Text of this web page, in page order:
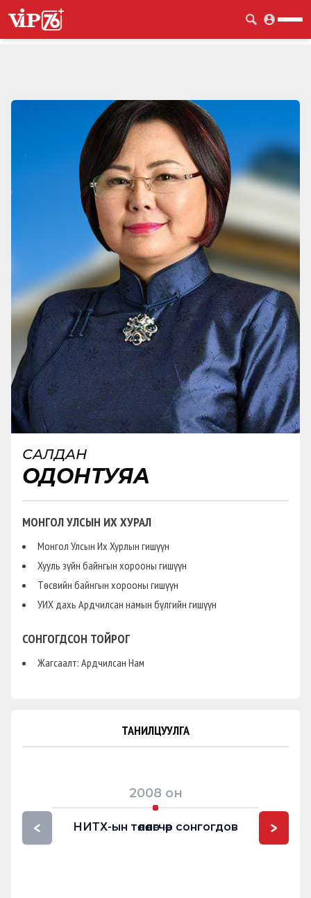
САЛДАН
ОДОНТУЯА
МОНГОЛ УЛСЫН ИХ ХУРАЛ
Монгол Улсын Их Хурлын гишүүн
Хууль зүйн байнгын хорооны гишүүн
Төсвийн байнгын хорооны гишүүн
УИХ дахь Ардчилсан намын бүлгийн гишүүн
СОНГОГДСОН ТОЙРОГ
Жагсаалт: Ардчилсан Нам
ТАНИЛЦУУЛГА
<
2008 он
НИТХ-ын төлөөлөгчөөр сонгогдов >